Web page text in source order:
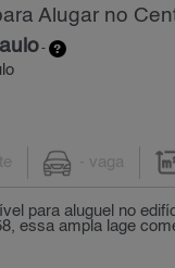
Alugar no
-
- vaga
para aluguel no
essa ampla lage